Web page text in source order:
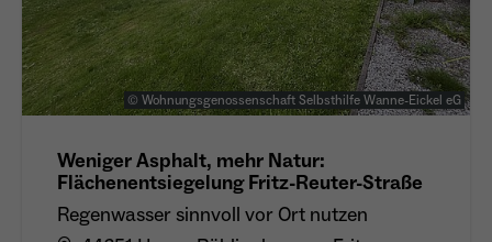
© Wohnungsgenossenschaft Selbsthilfe Wanne-Eickel eG
Weniger Asphalt, mehr Natur:
Flächenentsiegelung Fritz-Reuter-Straße
Regenwasser sinnvoll vor Ort nutzen